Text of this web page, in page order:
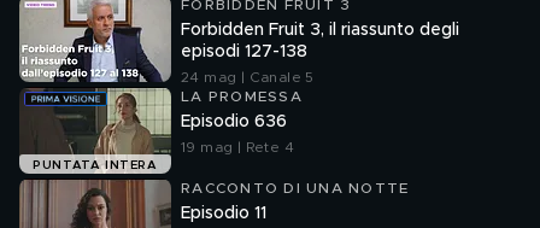
FORBIDDEN FRUIT 3
Forbidden Fruit 3, il riassunto degli
episodi 127-138
24 mag | Canale 5
PUNTATA INTERA
LA PROMESSA
Episodio 636
19 mag | Rete 4
RACCONTO DI UNA NOTTE
Episodio 11